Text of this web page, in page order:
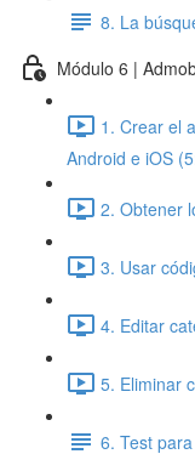
8. La
Módulo 6 |
1. Crear el
Android e iOS
2. Obtener
3. Usar
4. Editar
5. Eliminar
6. Test